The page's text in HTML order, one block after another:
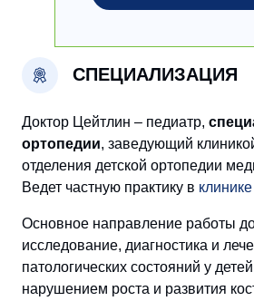
СПЕЦИАЛИЗАЦИЯ
Доктор Цейтлин – педиатр,
ортопедии, заведующий
отделения детской ортопедии
Ведет частную практику в
Основное направление работы
исследование, диагностика и
патологических состояний у
нарушением роста и развития